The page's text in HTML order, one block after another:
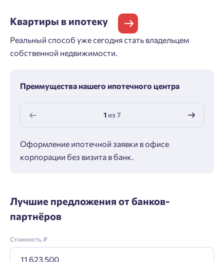
Квартиры в ипотеку
Реальный способ уже сегодня стать владельцем
собственной недвижимости.
Преимущества нашего ипотечного центра
1из7
Оформление ипотечной заявки в офисе
корпорации без визита в банк.
Лучшие предложения от банков-
партнёров
Стоимость, ₽